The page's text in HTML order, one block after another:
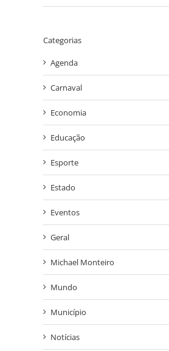
Categorias
Agenda
Carnaval
Economia
Educação
Esporte
Estado
Eventos
Geral
Michael Monteiro
Mundo
Município
Notícias